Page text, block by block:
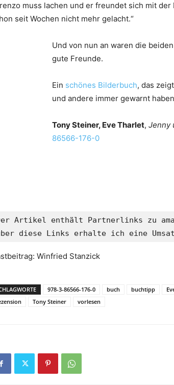
muss lachen und er freundet sich mit der
seit Wochen nicht mehr gelacht.“
Und von nun an waren die
gute Freunde.
Ein schönes Bilderbuch, das
und andere immer gewarnt
Tony Steiner, Eve Tharlet, Jenny
86566-176-0
Artikel enthält Partnerlinks zu
diese Links erhalte ich eine
Winfried Stanzick
978-3-86566-176-0 buch buchtipp
Tony Steiner vorlesen